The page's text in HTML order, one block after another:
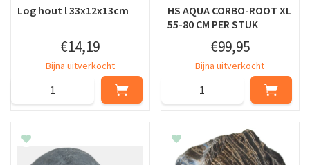
Log hout l 33x12x13cm
€14,19
Bijna uitverkocht
HS AQUA CORBO-ROOT XL
55-80 CM PER STUK
€99,95
Bijna uitverkocht